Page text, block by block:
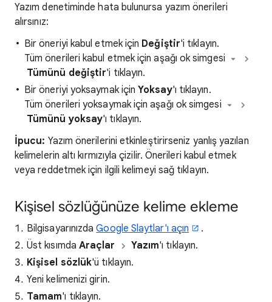
Yazım denetiminde hata bulunursa yazım önerileri
alırsınız:
Bir öneriyi kabul etmek için Değiştir'i tıklayın.
Tüm önerileri kabul etmek için aşağı ok simgesi
Tümünü değiştir'i tıklayın.
Bir öneriyi yoksaymak içinYoksay'ı tıklayın.
Tüm önerileri yoksaymak için aşağı ok simgesi
Tümünü yoksay'ı tıklayın.
İpucu: Yazım önerilerini etkinleştirirseniz yanlış yazılan
kelimelerin altı kırmızıyla çizilir. Önerileri kabul etmek
veya reddetmek için ilgili kelimeyi sağ tıklayın.
Kişisel sözlüğünüze kelime ekleme
BilgisayarınızdaGoogle Slaytlar'ı açın
.
Üst kısımda Araçlar Yazım'ı tıklayın.
Kişisel sözlük'ü tıklayın.
Yeni kelimenizi girin.
Tamam'ı tıklayın.